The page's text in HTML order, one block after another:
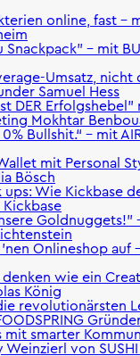
online, fast -
Snackpack" - mit
Umsatz, nicht
Samuel Hess
DER Erfolgshebel"
Mokhtar
Bullshit.“ - mit
mit Personal
Bösch
Wie Kickbase
Goldnuggets!"
Onlineshop auf
wie ein
König
revolutionärsten
mit smarter
von SUSHI